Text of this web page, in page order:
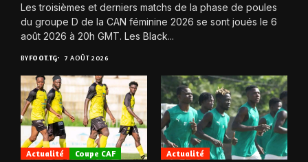
Les troisièmes et derniers matchs de la phase de poules
du groupe D de la CAN féminine 2026 se sont joués le 6
août 2026 à 20h GMT. Les Black...
BYFOOT.TG 7 AOÛT 2026
Actualité Coupe CAF Actualité